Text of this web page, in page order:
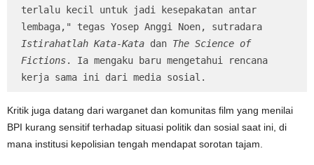
terlalu kecil untuk jadi kesepakatan antar
Istirahatlah Kata-Kata dan The Science of
Fictions. Ia mengaku baru mengetahui rencana
kerja sama ini dari media sosial.
Kritik juga datang dari warganet dan komunitas film yang menilai
BPI kurang sensitif terhadap situasi politik dan sosial saat ini, di
mana institusi kepolisian tengah mendapat sorotan tajam.